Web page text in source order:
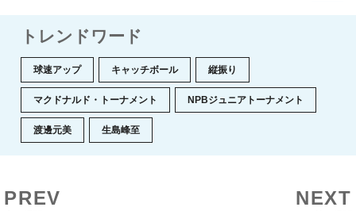
トレンドワード
球速アップ キャッチボール 縦振り
マクドナルド・トーナメント NPBジュニアトーナメント
渡邊元美 生島峰至
PREV NEXT